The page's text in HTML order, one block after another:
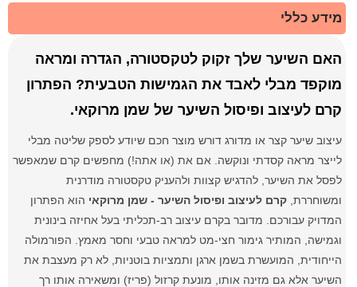
מידע כללי
האם השיער שלך זקוק לטקסטורה, הגדרה ומראה
מוקפד מבלי לאבד את הגמישות הטבעית? הפתרון
קרם לעיצוב ופיסול השיער של שמן מרוקאי.
עיצוב שיער קצר או מדורג דורש מוצר חכם שיודע לספק שליטה מבלי
לייצר מראה קסדתי ונוקשה. אם את (או אתה!) מחפשים קרם שמאפשר
לפסל את השיער, להדגיש קצוות ולהעניק טקסטורה מודרנית
ומשוחררת,קרם לעיצוב ופיסול השיער - שמן מרוקאי הוא הפתרון
המדויק עבורכם. מדובר בקרם עיצוב רב-תכליתי בעל אחיזה בינונית
וגמישה, המותיר גימור חצי-מט למראה טבעי וחסר מאמץ. הפורמולה
הייחודית, המועשרת בשמן ארגן ותמציות בוטניות, לא רק מעצבת את
השיער אלא גם מזינה אותו, מונעת קרזול (פריז) ומשאירה אותו רך